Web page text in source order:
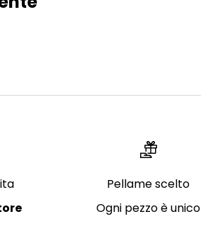
Pellame scelto
Ogni pezzo è unico